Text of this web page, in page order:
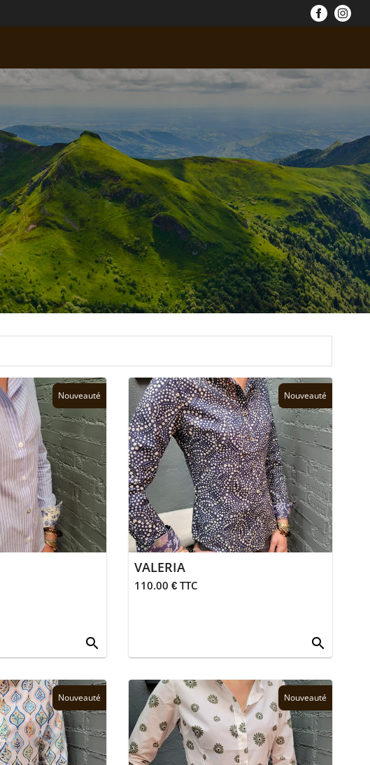
Nouveauté
search
Nouveauté
VALERIA
110.00 € TTC
search
Nouveauté Nouveauté